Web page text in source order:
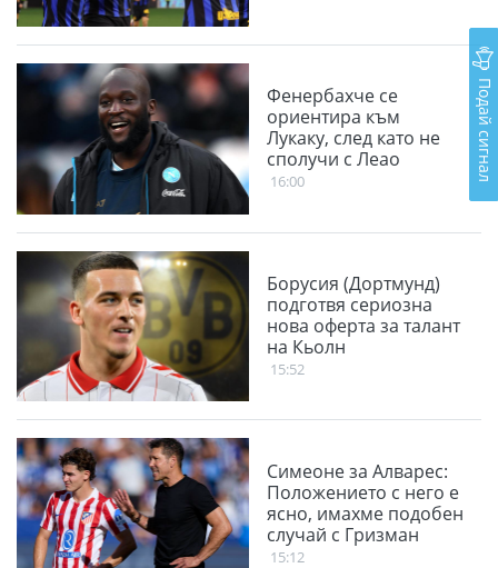
Фенербахче се
ориентира към
Лукаку, след като не
сполучи с Леао
16:00
Борусия (Дортмунд)
подготвя сериозна
нова оферта за талант
на Кьолн
15:52
Симеоне за Алварес:
Положението с него е
ясно, имахме подобен
случай с Гризман
15:12
Подай сигнал